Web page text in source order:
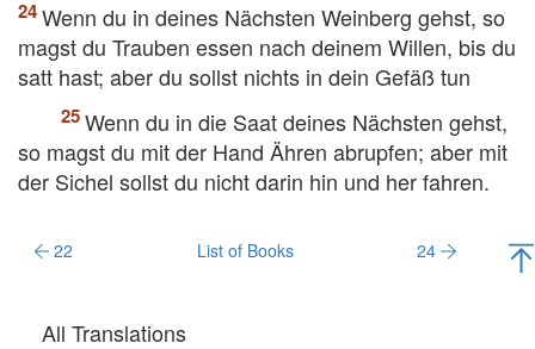
Wenn du in deines Nächsten Weinberg gehst, so
magst du Trauben essen nach deinem Willen, bis du
satt hast; aber du sollst nichts in dein Gefäß tun
Wenn du in die Saat deines Nächsten gehst,
so magst du mit der Hand Ähren abrupfen; aber mit
der Sichel sollst du nicht darin hin und her fahren.
22 List of Books 24
All Translations